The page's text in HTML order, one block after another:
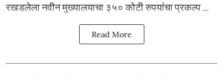
रखडलेला नवीन मुख्यालयाचा ३५० कोटी रुपयांचा प्रकल्प ...
Read More